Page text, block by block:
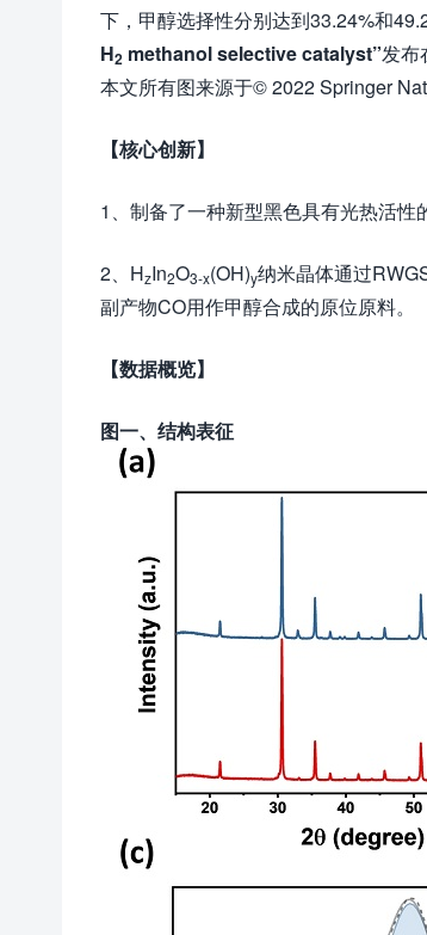
下，甲醇选择性分别达到33.24%和
H2 methanol selective catalyst”发布
本文所有图来源于© 2022 Springer
【核心创新】
1、制备了一种新型黑色具有光热活性
2、HzIn2O3-x(OH)y纳米晶体通过
副产物CO用作甲醇合成的原位原料。
【数据概览】
图一、结构表征